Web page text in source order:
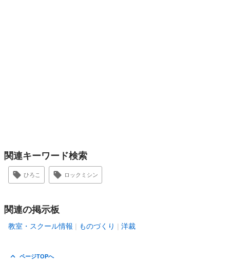
関連キーワード検索
ひろこ ロックミシン
関連の掲示板
教室・スクール情報 ものづくり 洋裁
ページTOPへ